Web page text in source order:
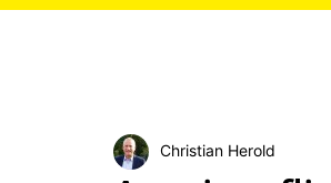
Christian Herold